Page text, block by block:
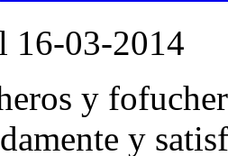
16-03-2014
y
y